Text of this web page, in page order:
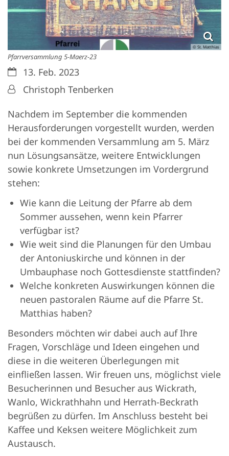
© St. Matthias
Pfarrversammlung 5-Maerz-23
Datum:13. Feb. 2023
Von:Christoph Tenberken
Nachdem im September die kommenden
Herausforderungen vorgestellt wurden, werden
bei der kommenden Versammlung am 5. März
nun Lösungsansätze, weitere Entwicklungen
sowie konkrete Umsetzungen im Vordergrund
stehen:
Wie kann die Leitung der Pfarre ab dem
Sommer aussehen, wenn kein Pfarrer
verfügbar ist?
Wie weit sind die Planungen für den Umbau
der Antoniuskirche und können in der
Umbauphase noch Gottesdienste stattfinden?
Welche konkreten Auswirkungen können die
neuen pastoralen Räume auf die Pfarre St.
Matthias haben?
Besonders möchten wir dabei auch auf Ihre
Fragen, Vorschläge und Ideen eingehen und
diese in die weiteren Überlegungen mit
einfließen lassen. Wir freuen uns, möglichst viele
Besucherinnen und Besucher aus Wickrath,
Wanlo, Wickrathhahn und Herrath-Beckrath
begrüßen zu dürfen. Im Anschluss besteht bei
Kaffee und Keksen weitere Möglichkeit zum
Austausch.